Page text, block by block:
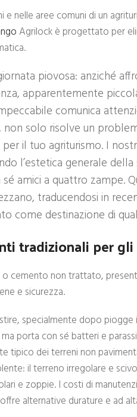
e nelle aree comuni di un
Agrilock è progettato per
piovosa: anziché
apparentemente
comunica
solo risolve un
il tuo agriturismo. I
l’estetica generale
amici a quattro zampe.
traducendosi in
come destinazione di
tradizionali per
cemento non trattato,
e sicurezza.
specialmente dopo
porta con sé batteri e
tipico dei terreni non
il terreno irregolare e
e zoppie. I costi di
alternative durature e ad